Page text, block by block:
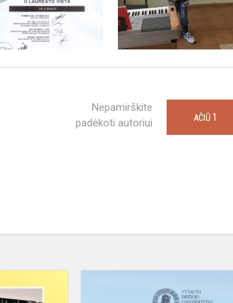
Nepamirškite
padėkoti autoriui
AČIŪ 1